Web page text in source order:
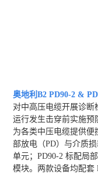
奥地利B2 PD90-2 &
对中高压电缆开展诊
运行发生击穿前实施预
为各类中压电缆提供便
部放电（PD）与介质
单元；PD90-2 标配局
模块。两款设备均配套